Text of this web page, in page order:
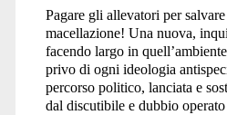
Pagare gli allevatori per
macellazione! Una nuova,
facendo largo in
privo di ogni ideologia
percorso politico, lanciata e
dal discutibile e dubbio